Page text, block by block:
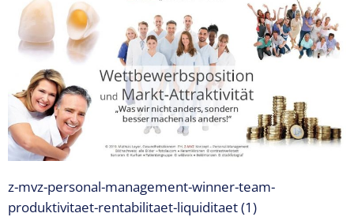
z-mvz-personal-management-winner-team-
produktivitaet-rentabilitaet-liquiditaet (1)
Z-MVZ
Konzept
Expertise
1 – Z-
MVZ
Basics
Expertise
MVZ
Konzept